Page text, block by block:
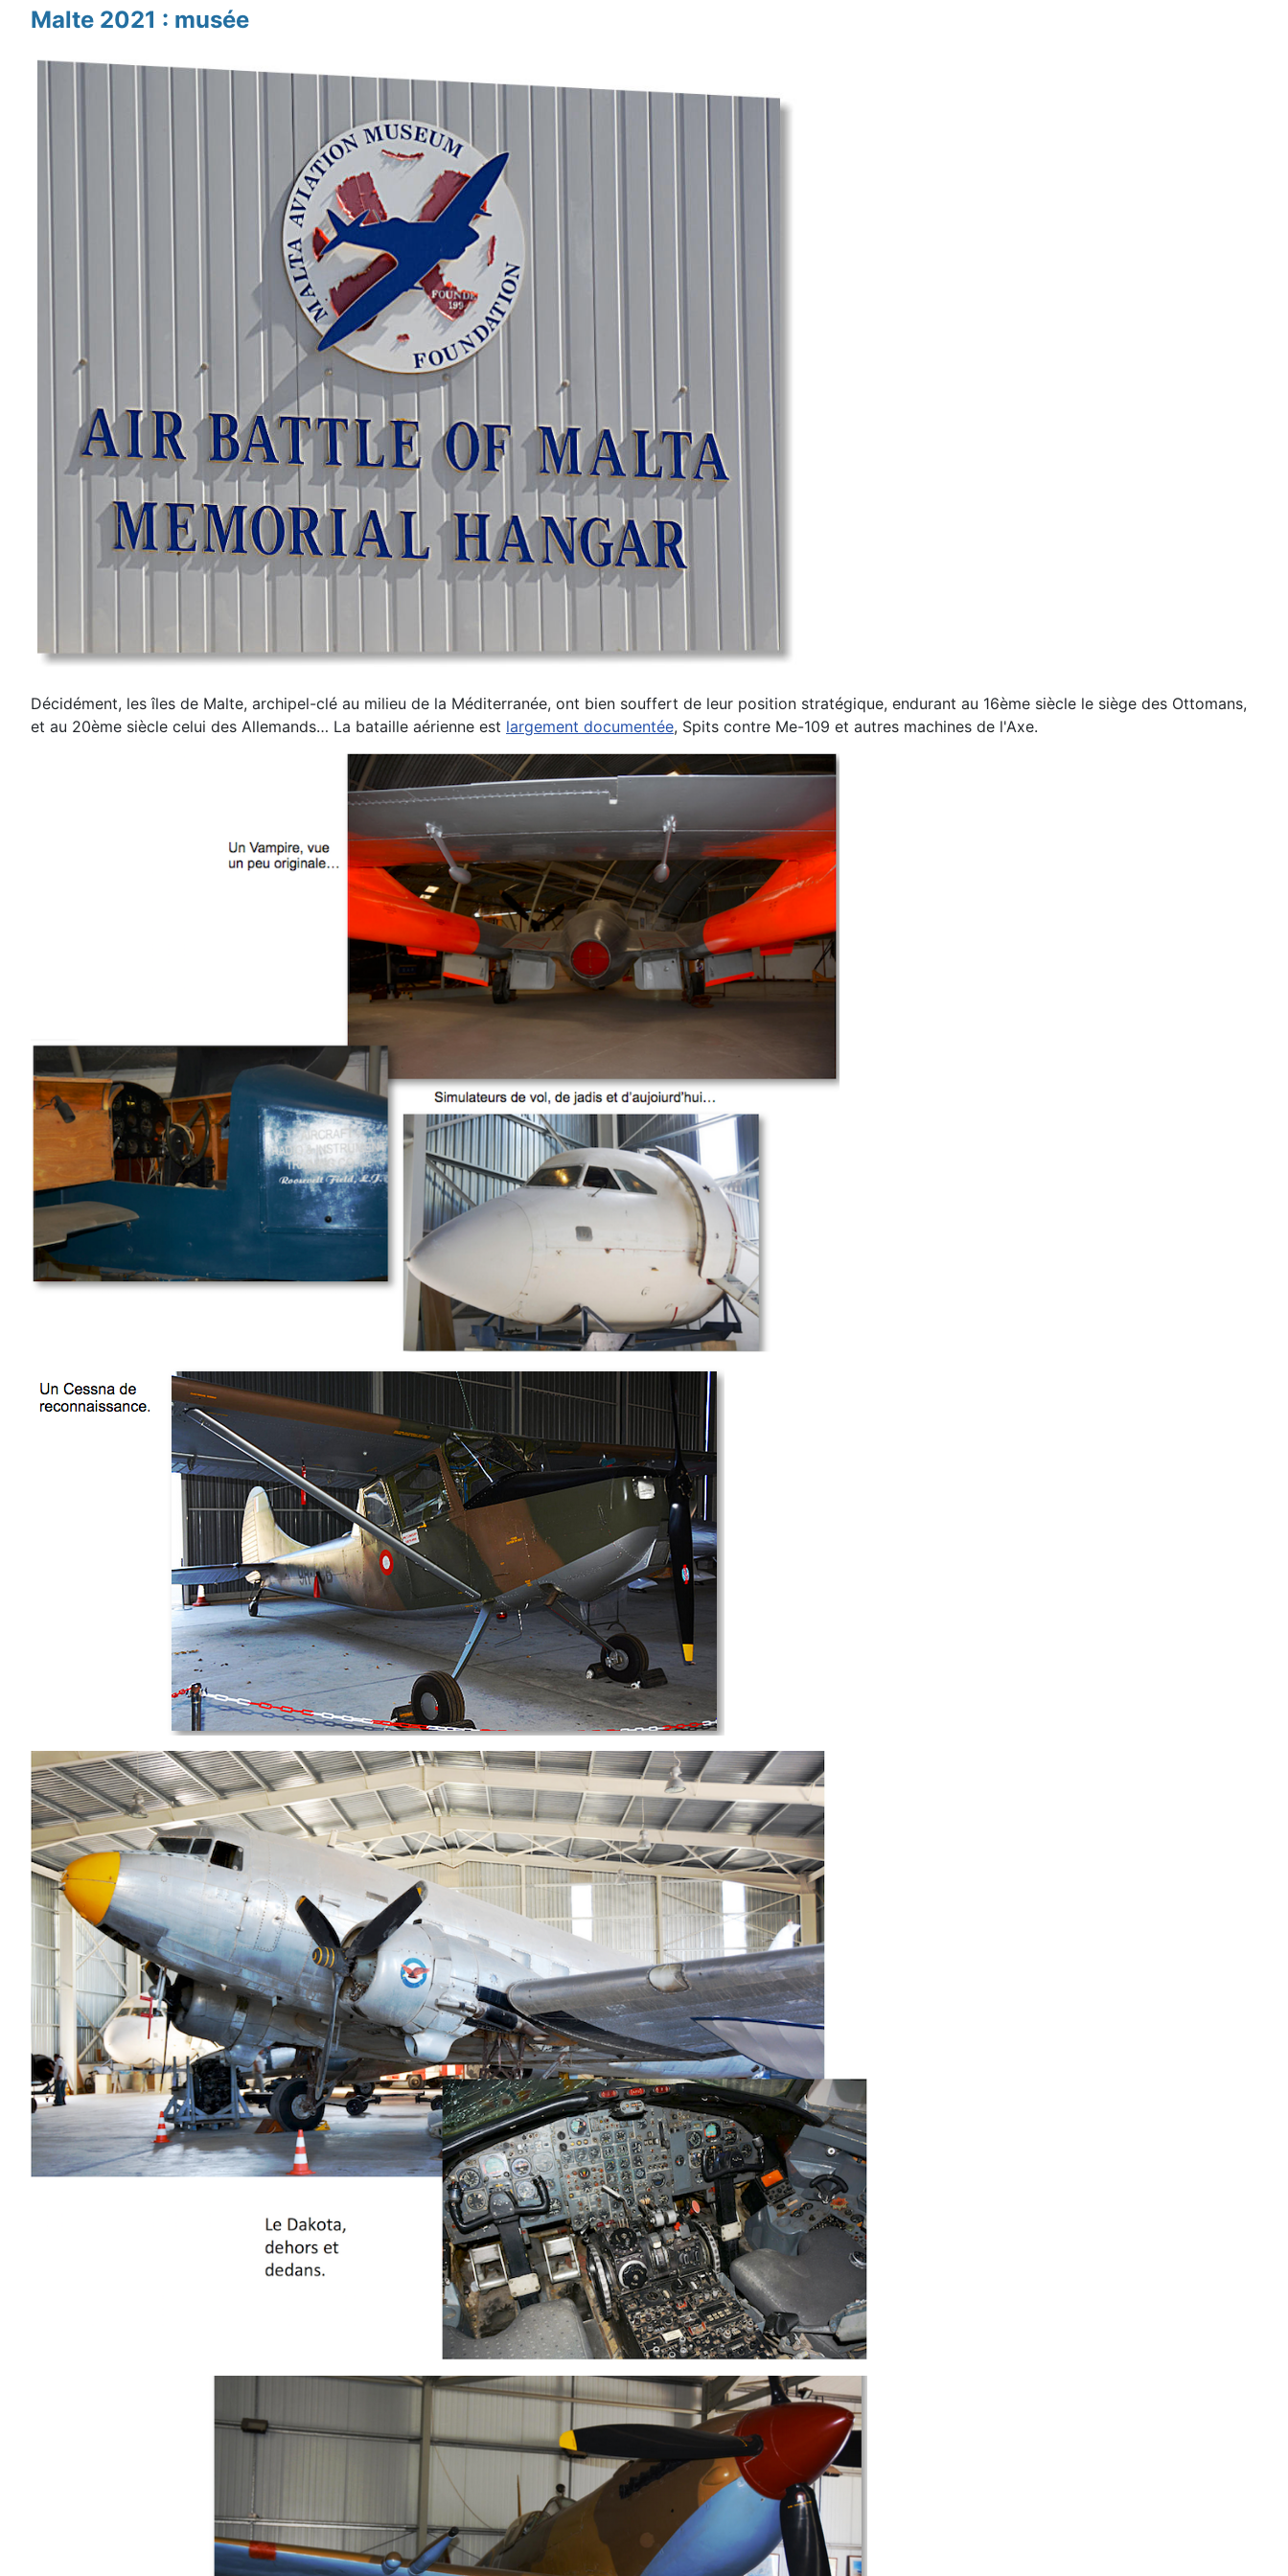
Malte 2021 : musée
Décidément, les îles de Malte, archipel-clé au milieu de la Méditerranée, ont bien souffert de leur position stratégique, endurant au 16ème siècle le siège des Ottomans,
et au 20ème siècle celui des Allemands… La bataille aérienne est largement documentée, Spits contre Me-109 et autres machines de l'Axe.